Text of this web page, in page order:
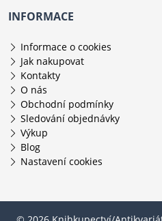
INFORMACE
Informace o cookies
Jak nakupovat
Kontakty
O nás
Obchodní podmínky
Sledování objednávky
Výkup
Blog
Nastavení cookies